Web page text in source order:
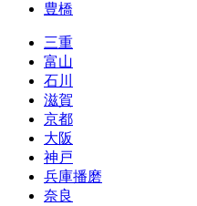
豊橋
三重
富山
石川
滋賀
京都
大阪
神戸
兵庫播磨
奈良